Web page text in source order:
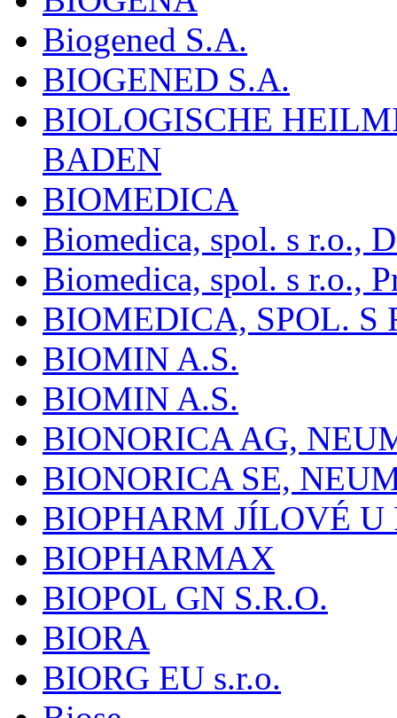
Biogened S.A.
BIOGENED S.A.
BIOLOGISCHE
BADEN
BIOMEDICA
Biomedica, spol. s r.o.,
Biomedica, spol. s r.o.,
BIOMEDICA, SPOL. S
BIOMIN A.S.
BIOMIN A.S.
BIONORICA AG,
BIONORICA SE,
BIOPHARM JÍLOVÉ U
BIOPHARMAX
BIOPOL GN S.R.O.
BIORA
BIORG EU s.r.o.